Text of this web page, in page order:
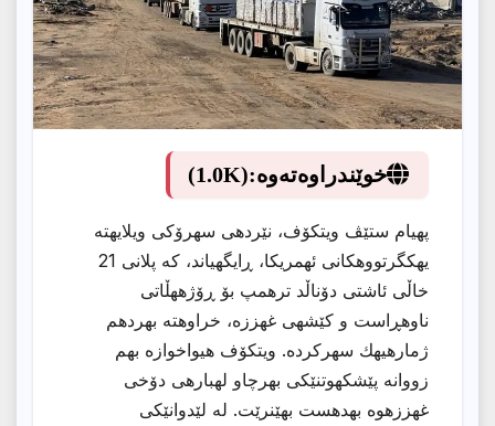
خوێندراوەتەوە:(1.0K)
پهیام ستێڤ ویتكۆف، نێردهی سهرۆكی ویلایهته
یهكگرتووهكانی ئهمریكا، ڕایگهیاند، كه پلانی 21
خاڵی ئاشتی دۆناڵد ترهمپ بۆ ڕۆژههڵاتی
ناوهڕاست و كێشهی غهززه، خراوهته بهردهم
ژمارهیهك سهركرده. ویتكۆف هیواخوازه بهم
زووانه پێشكهوتنێكی بهرچاو لهبارهی دۆخی
غهززهوه بهدهست بهێنرێت. له لێدوانێكی